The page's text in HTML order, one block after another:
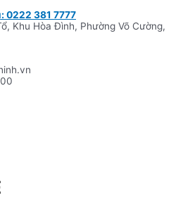
0222 381 7777
Khu Hòa Đình, Phường Võ Cường,